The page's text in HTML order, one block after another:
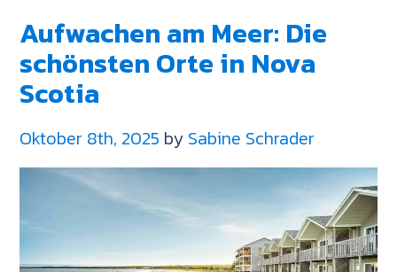
Schätze
von
Nova
Orte
abseits
bekannten
Wege
Aufwachen am Meer: Die
schönsten Orte in Nova
Scotia
Oktober 8th, 2025 by Sabine Schrader